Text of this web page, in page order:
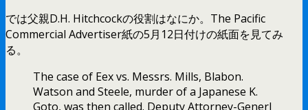
では父親D.H. Hitchcockの役割はなにか。The Pacific
Commercial Advertiser紙の5月12日付けの紙面を見てみ
る。
The case of Eex vs. Messrs. Mills, Blabon.
Watson and Steele, murder of a Japanese K.
Goto, was then called. Deputy Attorney-Generl